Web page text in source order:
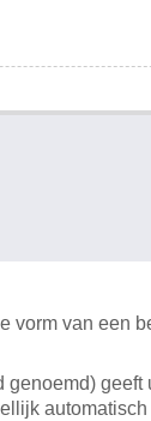
vorm van een
genoemd)